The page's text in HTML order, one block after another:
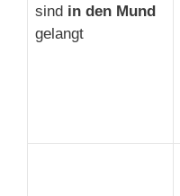
sind in den Mund
gelangt